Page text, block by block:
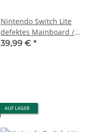
Nintendo Switch Lite
defektes Mainboard /
Motherboard Ersatzteil
39,99 € *
AUF LAGER